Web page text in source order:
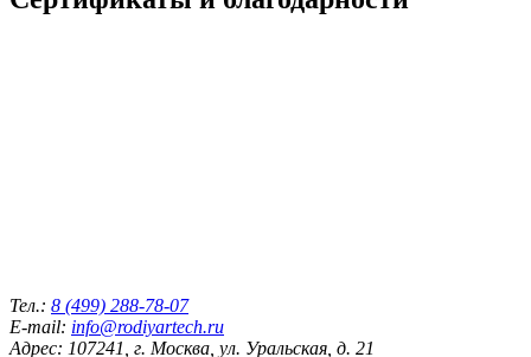
Тел.: 8 (499) 288-78-07
E-mail: info@rodiyartech.ru
Адрес: 107241, г. Москва, ул. Уральская, д. 21